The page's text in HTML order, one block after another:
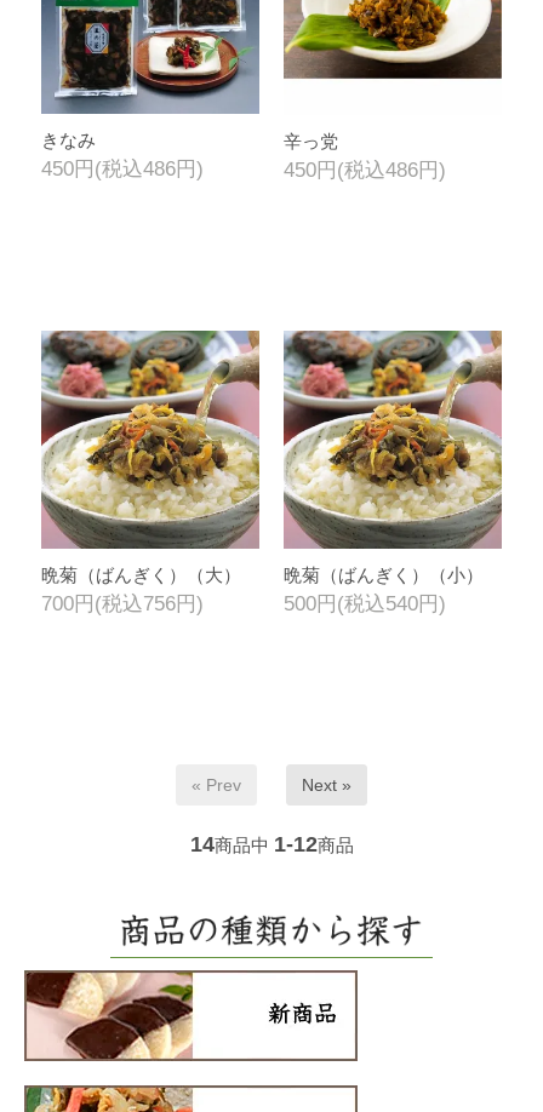
きなみ
450円(税込486円)
辛っ党
450円(税込486円)
晩菊（ばんぎく）（大）
700円(税込756円)
晩菊（ばんぎく）（小）
500円(税込540円)
« Prev Next »
14商品中 1-12商品